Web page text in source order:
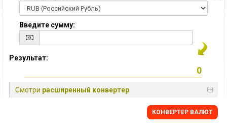
Введите сумму:
Результат:
Смотри расширенный конвертер
КОНВЕРТЕР ВАЛЮТ